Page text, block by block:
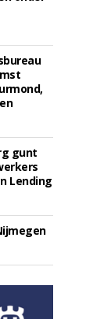
gunt
Lending